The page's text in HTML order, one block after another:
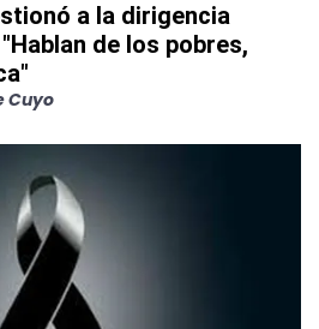
a la dirigencia
de los pobres,
Cuyo